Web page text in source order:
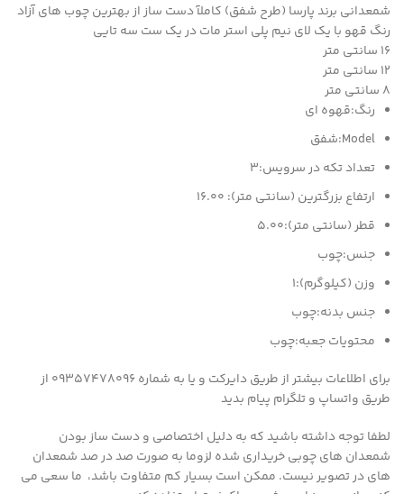
شمعدانی برند پارسا (طرح شفق) کاملآ دست ساز از بهترین چوب های آزاد
رنگ قهو با یک لای نیم پلی استر مات در یک ست سه تایی
۱۶ سانتی متر
۱۲ سانتی متر
۸ سانتی متر
رنگ:قهوه ای
Model: شفق
تعداد تکه در سرویس:3
ارتفاع بزرگترین (سانتی متر): 16.00
قطر (سانتی متر):5.00
جنس:چوب
وزن (کیلوگرم):1
جنس بدنه:چوب
محتویات جعبه:چوب
برای اطلاعات بیشتر از طریق دایرکت و یا به شماره 09357478096 از
طریق واتساپ و تلگرام پیام بدید
لطفا توجه داشته باشید که به دلیل اختصاصی و دست ساز بودن
شمعدان های چوبی خریداری شده لزوما به صورت صد در صد شمعدان
های در تصویر نیست. ممکن است بسیار کم متفاوت باشد، ما سعی می